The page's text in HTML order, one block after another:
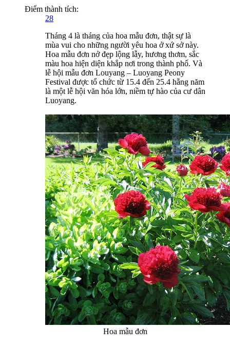
Điểm thành tích:
28
Tháng 4 là tháng của hoa mẫu đơn, thật sự là
mùa vui cho những người yêu hoa ở xứ sở này.
Hoa mẫu đơn nở đẹp lộng lẫy, hương thơm, sắc
màu hoa hiện diện khắp nơi trong thành phố. Và
lễ hội mẫu đơn Louyang – Luoyang Peony
Festival được tổ chức từ 15.4 đến 25.4 hằng năm
là một lễ hội văn hóa lớn, niềm tự hào của cư dân
Luoyang.
Hoa mẫu đơn